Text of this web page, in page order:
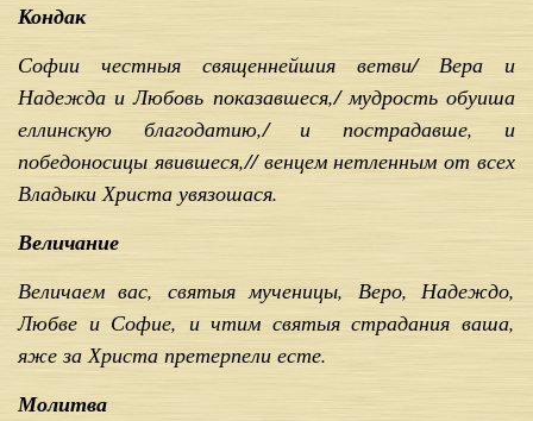
Кондак
Софии честныя священнейшия ветви/ Вера и
Надежда и Любовь показавшеся,/ мудрость обуиша
еллинскую благодатию,/ и пострадавше, и
победоносицы явившеся,// венцем нетленным от всех
Владыки Христа увязошася.
Величание
Величаем вас, святыя мученицы, Веро, Надеждо,
Любве и Софие, и чтим святыя страдания ваша,
яже за Христа претерпели есте.
Молитва